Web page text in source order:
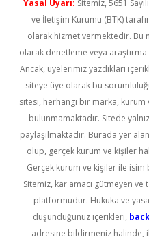
Yasal Uyarı: Sitemiz, 5651
ve İletişim Kurumu (BTK)
olarak hizmet vermektedir. Bu
olarak denetleme veya
Ancak, üyelerimiz yazdıkları
siteye üye olarak bu
sitesi, herhangi bir marka, kurum
bulunmamaktadır. Sitede
paylaşılmaktadır. Burada yer
olup, gerçek kurum ve kişiler
Gerçek kurum ve kişiler ile
Sitemiz, kar amacı gütmeyen
platformudur. Hukuka ve
düşündüğünüz içerikleri,
adresine bildirmeniz halinde,